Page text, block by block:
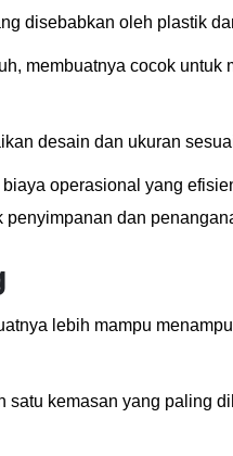
disebabkan oleh plastik
membuatnya cocok untuk
desain dan ukuran
operasional yang
dan
lebih mampu
kemasan yang paling